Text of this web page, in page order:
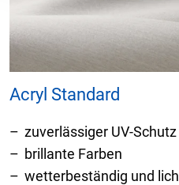
Acryl Standard
zuverlässiger UV-Schutz
brillante Farben
wetterbeständig und